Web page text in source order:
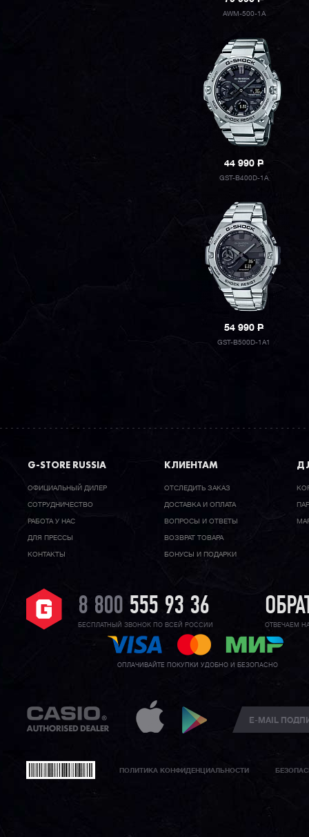
AWM-500-1A
44 990P
GST-B400D-1A
54 990P
GST-B500D-1A1
G-STORE RUSSIA
ОФИЦИАЛЬНЫЙ ДИЛЕР
CОТРУДНИЧЕСТВО
РАБОТА У НАС
ДЛЯ ПРЕССЫ
КОНТАКТЫ
КЛИЕНТАМ
ОТСЛЕДИТЬ ЗАКАЗ
ДОСТАВКА И ОПЛАТА
ВОПРОСЫ И ОТВЕТЫ
ВОЗВРАТ ТОВАРА
БОНУСЫ И ПОДАРКИ
8 800 555 93 36
БЕСПЛАТНЫЙ ЗВОНОК ПО ВСЕЙ РОССИИ ОТВЕЧАЕМ
ОПЛАЧИВАЙТЕ ПОКУПКИ УДОБНО И БЕЗОПАСНО
ПОЛИТИКА КОНФИДЕНЦИАЛЬНОСТИ